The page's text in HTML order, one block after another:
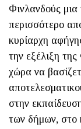
Φινλανδούς
περισσότερο
κυρίαρχη
την εξέλιξη
χώρα να
στην
των δήμων, στο